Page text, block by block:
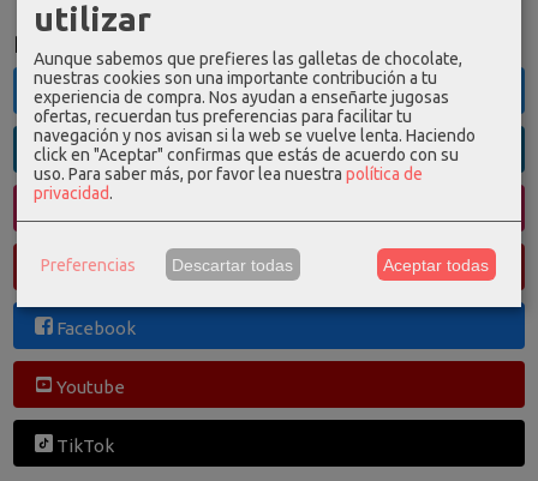
Redes Sociales
Twitter
Linkedin
Pinterest
Facebook
Youtube
TikTok
utilizar
Aunque sabemos que prefieres las galletas de chocolate,
nuestras cookies son una importante contribución a tu
experiencia de compra. Nos ayudan a enseñarte jugosas
ofertas, recuerdan tus preferencias para facilitar tu
navegación y nos avisan si la web se vuelve lenta. Haciendo
click en "Aceptar" confirmas que estás de acuerdo con su
uso. Para saber más, por favor lea nuestra política de
privacidad.
Preferencias Descartar todas Aceptar todas